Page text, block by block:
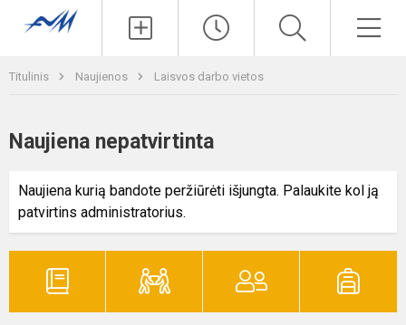
Titulinis Naujienos Laisvos darbo vietos
Naujiena nepatvirtinta
Naujiena kurią bandote peržiūrėti išjungta. Palaukite kol ją
patvirtins administratorius.